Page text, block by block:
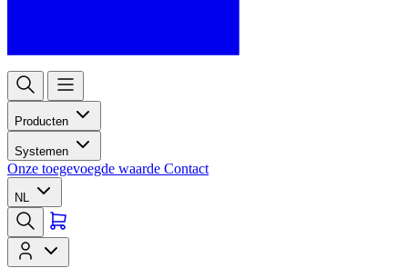
Producten
Systemen
Onze toegevoegde waarde Contact
NL